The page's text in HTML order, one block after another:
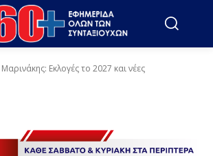
Μαρινάκης: Εκλογές το 2027 και νέες